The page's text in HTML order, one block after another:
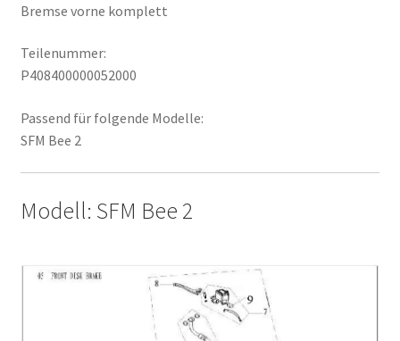
Bremse vorne komplett
Teilenummer:
P408400000052000
Passend für folgende Modelle:
SFM Bee 2
Modell: SFM Bee 2